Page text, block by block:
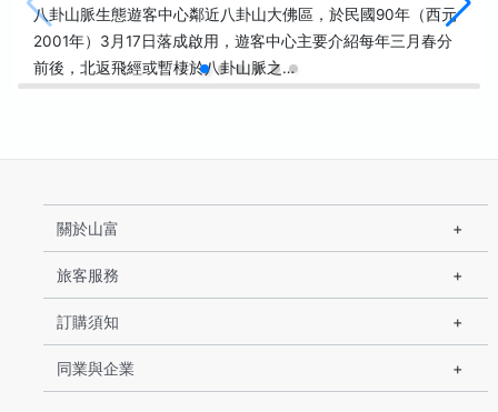
八卦山脈生態遊客中心鄰近八卦山大佛區，於民國90年（西元
2001年）3月17日落成啟用，遊客中心主要介紹每年三月春分
前後，北返飛經或暫棲於八卦山脈之…
關於山富
旅客服務
訂購須知
同業與企業